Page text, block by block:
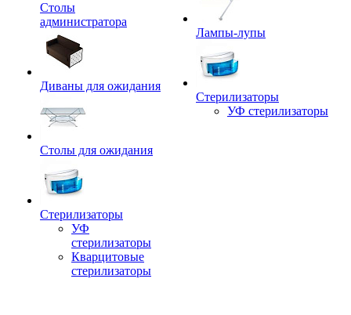
Столы
администратора
Диваны для ожидания
Столы для ожидания
Стерилизаторы
УФ
стерилизаторы
Кварцитовые
стерилизаторы
Лампы-лупы
Стерилизаторы
УФ стерилизаторы